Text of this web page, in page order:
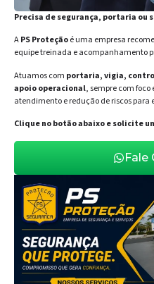
Precisa de segurança, portaria ou
APS Proteçãoé uma empresa
equipe treinada e acompanhamento
Atuamos com portaria, vigia,
apoio operacional, sempre com
atendimento e redução de riscos
Clique no botão abaixo e solicite
Fale